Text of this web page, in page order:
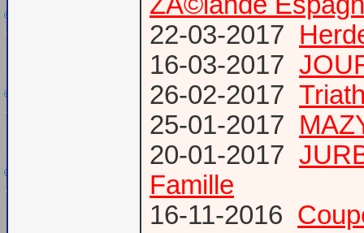
22-03-2017
16-03-2017
26-02-2017
25-01-2017
20-01-2017
Famille
16-11-2016